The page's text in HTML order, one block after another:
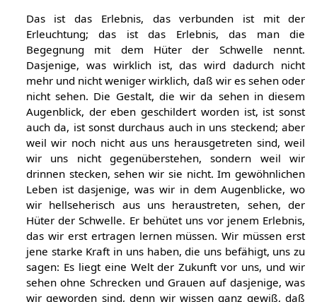
Das ist das Erlebnis, das verbunden ist mit der
Erleuchtung; das ist das Erlebnis, das man die
Begegnung mit dem Hüter der Schwelle nennt.
Dasjenige, was wirklich ist, das wird dadurch nicht
mehr und nicht weniger wirklich, daß wir es sehen oder
nicht sehen. Die Gestalt, die wir da sehen in diesem
Augenblick, der eben geschildert worden ist, ist sonst
auch da, ist sonst durchaus auch in uns steckend; aber
weil wir noch nicht aus uns herausgetreten sind, weil
wir uns nicht gegenüberstehen, sondern weil wir
drinnen stecken, sehen wir sie nicht. Im gewöhnlichen
Leben ist dasjenige, was wir in dem Augenblicke, wo
wir hellseherisch aus uns heraustreten, sehen, der
Hüter der Schwelle. Er behütet uns vor jenem Erlebnis,
das wir erst ertragen lernen müssen. Wir müssen erst
jene starke Kraft in uns haben, die uns befähigt, uns zu
sagen: Es liegt eine Welt der Zukunft vor uns, und wir
sehen ohne Schrecken und Grauen auf dasjenige, was
wir geworden sind, denn wir wissen ganz gewiß, daß